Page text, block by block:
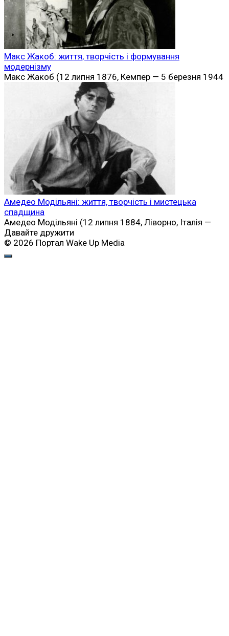
Макс Жакоб: життя, творчість і формування
модернізму
Макс Жакоб (12 липня 1876, Кемпер — 5 березня 1944
Амедео Модільяні: життя, творчість і мистецька
спадщина
Амедео Модільяні (12 липня 1884, Ліворно, Італія —
Давайте дружити
© 2026 Портал Wake Up Media